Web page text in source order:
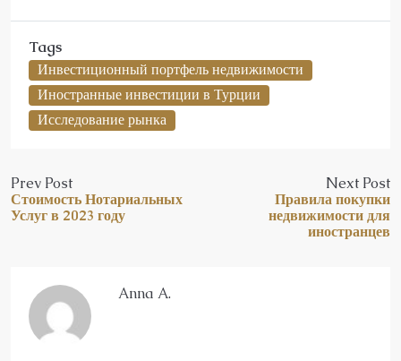
Tags
Инвестиционный портфель недвижимости
Иностранные инвестиции в Турции
Исследование рынка
Prev Post
Стоимость Нотариальных
Услуг в 2023 году
Next Post
Правила покупки
недвижимости для
иностранцев
Anna A.